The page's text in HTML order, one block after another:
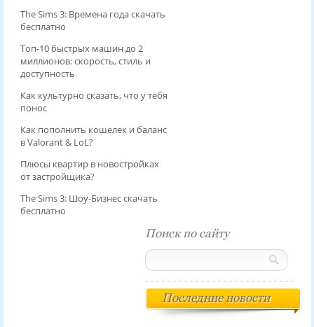
The Sims 3: Времена года скачать
бесплатно
Топ-10 быстрых машин до 2
миллионов: скорость, стиль и
доступность
Как культурно сказать, что у тебя
понос
Как пополнить кошелек и баланс
в Valorant & LoL?
Плюсы квартир в новостройках
от застройщика?
The Sims 3: Шоу-Бизнес скачать
бесплатно
Поиск по сайту
Последние новости